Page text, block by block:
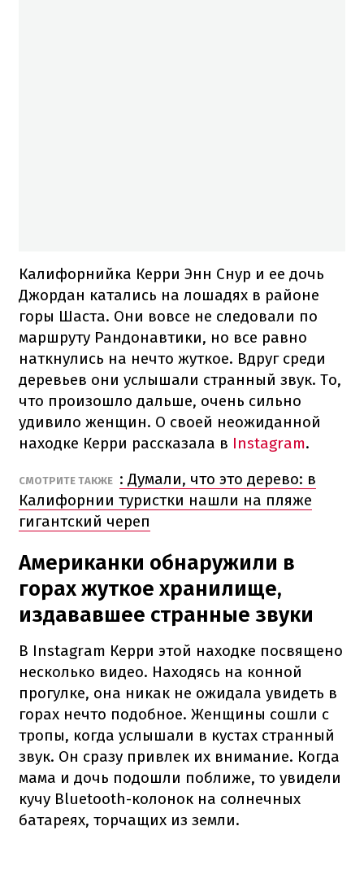
Калифорнийка Керри Энн Снур и ее дочь
Джордан катались на лошадях в районе
горы Шаста. Они вовсе не следовали по
маршруту Рандонавтики, но все равно
наткнулись на нечто жуткое. Вдруг среди
деревьев они услышали странный звук. То,
что произошло дальше, очень сильно
удивило женщин. О своей неожиданной
находке Керри рассказала в Instagram.
СМОТРИТЕ ТАКЖЕ : Думали, что это дерево: в
Калифорнии туристки нашли на пляже
гигантский череп
Американки обнаружили в
горах жуткое хранилище,
издававшее странные звуки
В Instagram Керри этой находке посвящено
несколько видео. Находясь на конной
прогулке, она никак не ожидала увидеть в
горах нечто подобное. Женщины сошли с
тропы, когда услышали в кустах странный
звук. Он сразу привлек их внимание. Когда
мама и дочь подошли поближе, то увидели
кучу Bluetooth-колонок на солнечных
батареях, торчащих из земли.